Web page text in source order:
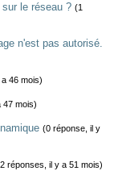
le réseau ? (1
n'est pas autorisé.
46 mois)
47 mois)
(0 réponse, il y
réponses, il y a 51 mois)